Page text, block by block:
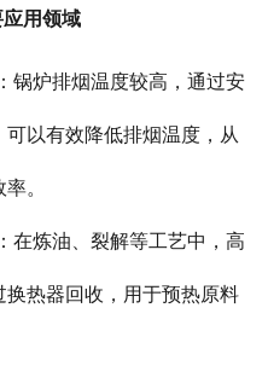
用领域
锅炉排烟温度较高，通过安
以有效降低排烟温度，从
。
在炼油、裂解等工艺中，高
热器回收，用于预热原料